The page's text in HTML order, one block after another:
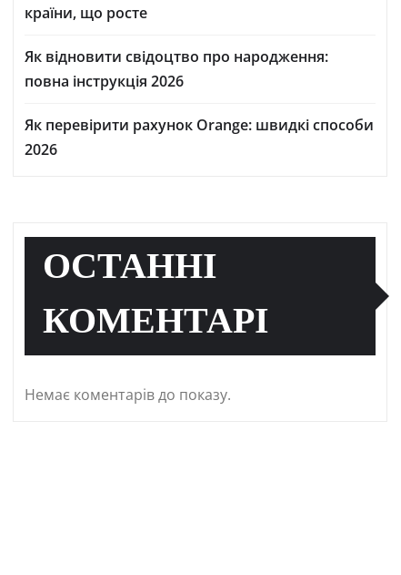
країни, що росте
Як відновити свідоцтво про народження:
повна інструкція 2026
Як перевірити рахунок Orange: швидкі способи
2026
ОСТАННІ
КОМЕНТАРІ
Немає коментарів до показу.